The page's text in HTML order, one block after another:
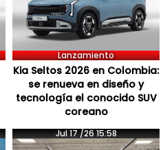
Lanzamiento
Kia Seltos 2026 en Colombia:
se renueva en diseño y
tecnología el conocido SUV
coreano
Jul 17 /26 15:58